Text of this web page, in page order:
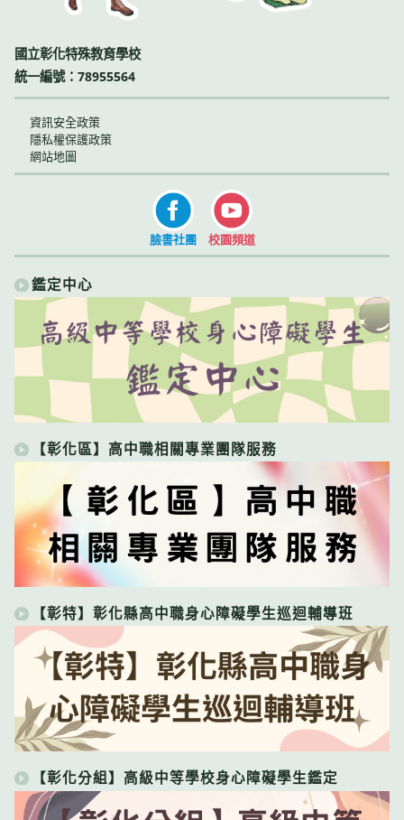
國立彰化特殊教育學校
統一編號：78955564
資訊安全政策
隱私權保護政策
網站地圖
臉書社團 校園頻道
鑑定中心
【彰化區】高中職相關專業團隊服務
【彰特】彰化縣高中職身心障礙學生巡迴輔導班
【彰化分組】高級中等學校身心障礙學生鑑定